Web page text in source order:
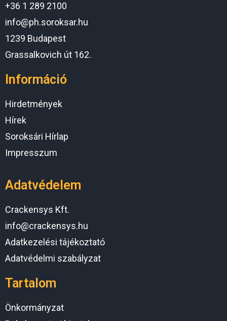
+36 1 289 2100
info@ph.soroksar.hu
1239 Budapest
Grassalkovich út 162.
Információ
Hirdetmények
Hírek
Soroksári Hírlap
Impresszum
Adatvédelem
Crackensys Kft.
info@crackensys.hu
Adatkezelési tájékoztató
Adatvédelmi szabályzat
Tartalom
Önkormányzat